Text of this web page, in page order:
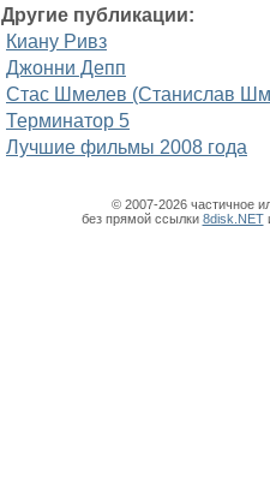
Другие публикации:
Киану Ривз
Джонни Депп
Стас Шмелев (Станислав
Терминатор 5
Лучшие фильмы 2008 года
© 2007-2026 частичное
без прямой ссылки 8disk.NET